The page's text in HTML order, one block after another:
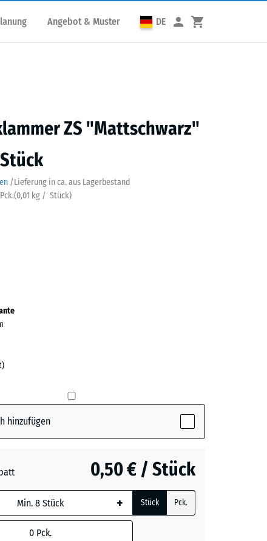
Angebot & Muster DE
ZS "Mattschwarz"
/Lieferung in ca. aus Lagerbestand
(0,01 kg / Stück)
hinzufügen
0,50 € / Stück
+ Stück Pck.
0 Pck.